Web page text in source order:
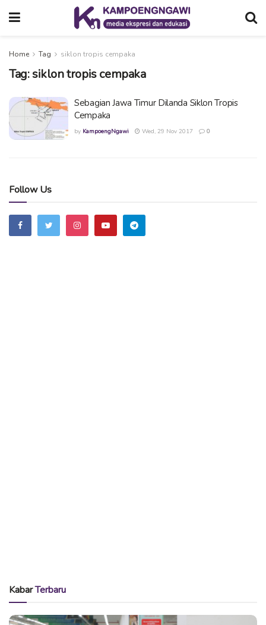
Home Tag siklon tropis cempaka
Tag:siklon tropis cempaka
Sebagian Jawa Timur Dilanda Siklon Tropis
Cempaka
by KampoengNgawi Wed, 29 Nov 2017 0
Follow Us
KabarTerbaru